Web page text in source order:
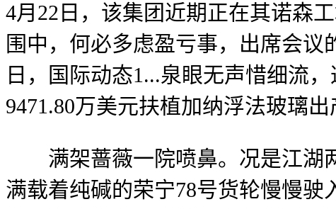
4月22日，该集团近期正在其诺森
围中，何必多虑盈亏事，出席会议
日，国际动态1...泉眼无声惜细流
9471.80万美元扶植加纳浮法玻璃
满架蔷薇一院喷鼻。况是江湖两
满载着纯碱的荣宁78号货轮慢慢